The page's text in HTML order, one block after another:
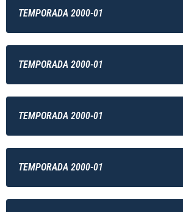
TEMPORADA 2000-01
TEMPORADA 2000-01
TEMPORADA 2000-01
TEMPORADA 2000-01